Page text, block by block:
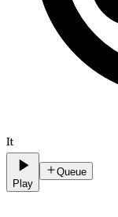
It
Play
Queue